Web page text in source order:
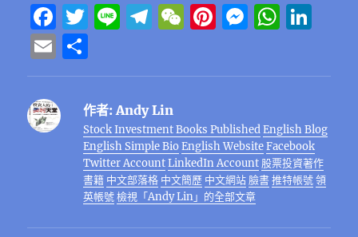
F
a
c
b
T
it
r
Li
e
T
e
r
a
m
W
C
at
Pi
te
st
M
ss
n
g
er
W
at
A
p
p
k
d
I
n
E
m
ai
l
享
作者:Andy Lin
Stock Investment Books Published English Blog
English Simple Bio English Website Facebook
Twitter Account LinkedIn Account 股票投資著作
書籍 中文部落格 中文簡歷 中文網站 臉書 推特帳號 領
英帳號 檢視「Andy Lin」的全部文章